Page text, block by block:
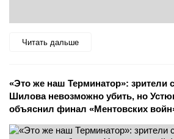
Читать дальше
«Это же наш Терминатор»: зрители
Шилова невозможно убить, но
объяснил финал «Ментовских